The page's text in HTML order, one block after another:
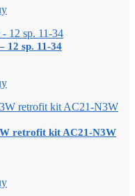
12 sp. 11-34
retrofit kit AC21-N3W